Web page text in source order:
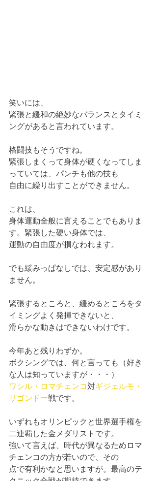
笑いには、
緊張と緩和の絶妙なバランスとタイミ
ングがあると言われています。
格闘技もそうですね。
緊張しまくって身体が硬くなってしま
っていては、パンチも他の技も
自由に繰り出すことができません。
これは、
身体運動全般に言えることでもありま
す。緊張した硬い身体では、
運動の自由度が損なわれます。
でも緩みっぱなしでは、安定感があり
ません。
緊張するところと、緩めるところをタ
イミングよく発揮できないと、
滑らかな動きはできないわけです。
今年あと残りわずか。
ボクシングでは、何と言っても（好き
な人は知っていますが・・・）
ワシル・ロマチェンコ 対ギジェルモ・
リゴンドー戦です。
いずれもオリンピックと世界選手権を
二連覇した金メダリストです。
強いて言えば、時代が異なるためロマ
チェンコの方が若いので、その
点で有利かなと思いますが。最高のテ